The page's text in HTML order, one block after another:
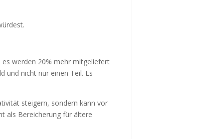
es werden 20% mehr mitgeliefert
und nicht nur einen Teil. Es
steigern, sondern kann vor
als Bereicherung für ältere